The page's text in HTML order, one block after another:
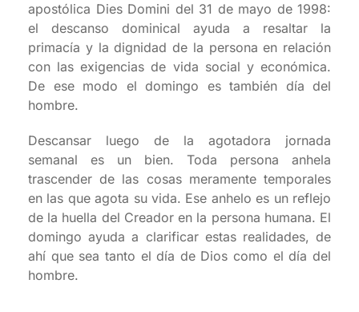
apostólica Dies Domini del 31 de mayo de 1998:
el descanso dominical ayuda a resaltar la
primacía y la dignidad de la persona en relación
con las exigencias de vida social y económica.
De ese modo el domingo es también día del
hombre.
Descansar luego de la agotadora jornada
semanal es un bien. Toda persona anhela
trascender de las cosas meramente temporales
en las que agota su vida. Ese anhelo es un reflejo
de la huella del Creador en la persona humana. El
domingo ayuda a clarificar estas realidades, de
ahí que sea tanto el día de Dios como el día del
hombre.